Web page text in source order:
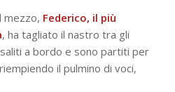
mezzo, Federico, il più
, ha tagliato il nastro tra gli
a bordo e sono partiti per
il pulmino di voci,